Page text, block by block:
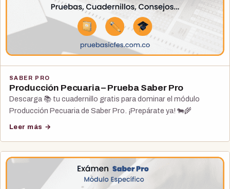
SABER PRO
Producción Pecuaria – Prueba Saber Pro
Descarga 📚 tu cuadernillo gratis para dominar el módulo
Producción Pecuaria de Saber Pro. ¡Prepárate ya! 🐄🌾
Leer más →